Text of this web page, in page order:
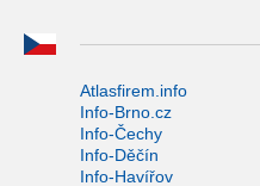
Atlasfirem.info
Info-Brno.cz
Info-Čechy
Info-Děčín
Info-Havířov